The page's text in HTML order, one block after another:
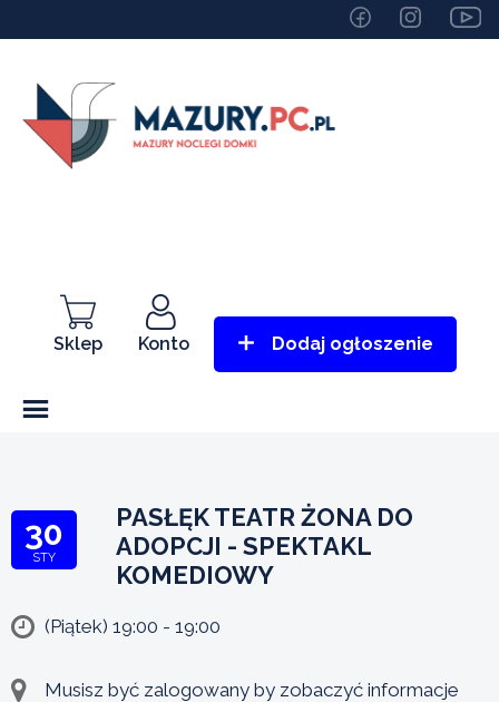
Sklep Konto Dodaj ogłoszenie
30
STY
PASŁĘK TEATR ŻONA DO
ADOPCJI - SPEKTAKL
KOMEDIOWY
(Piątek) 19:00 - 19:00
Musisz być zalogowany by zobaczyć informacje